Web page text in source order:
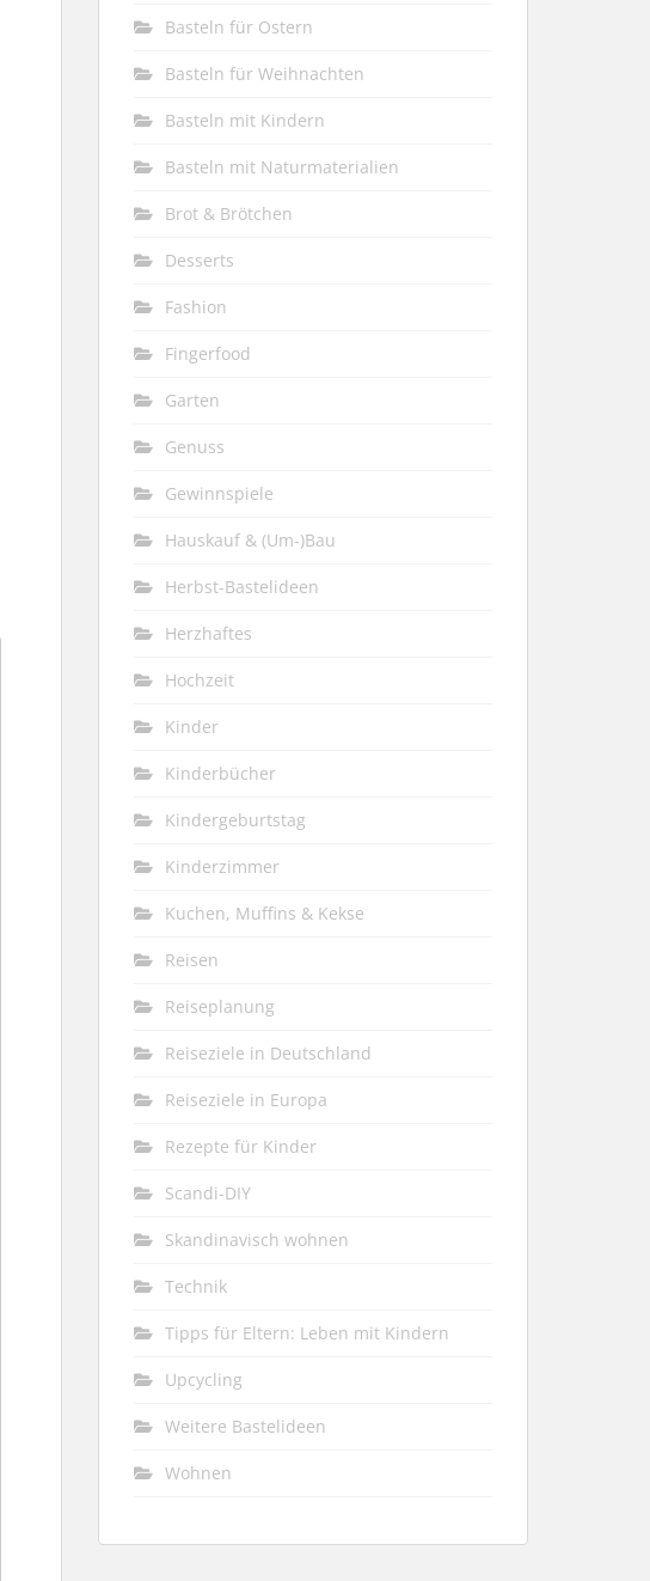
Basteln für Ostern
Basteln für Weihnachten
Basteln mit Kindern
Basteln mit Naturmaterialien
Brot & Brötchen
Desserts
Fashion
Fingerfood
Garten
Genuss
Gewinnspiele
Hauskauf & (Um-)Bau
Herbst-Bastelideen
Herzhaftes
Hochzeit
Kinder
Kinderbücher
Kindergeburtstag
Kinderzimmer
Kuchen, Muffins & Kekse
Reisen
Reiseplanung
Reiseziele in Deutschland
Reiseziele in Europa
Rezepte für Kinder
Scandi-DIY
Skandinavisch wohnen
Technik
Tipps für Eltern: Leben mit Kindern
Upcycling
Weitere Bastelideen
Wohnen